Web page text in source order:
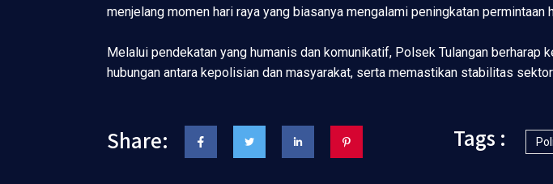
menjelang momen hari raya yang biasanya mengalami peningkatan permintaan
Melalui pendekatan yang humanis dan komunikatif, Polsek Tulangan
hubungan antara kepolisian dan masyarakat, serta memastikan stabilitas
Share: Tags :